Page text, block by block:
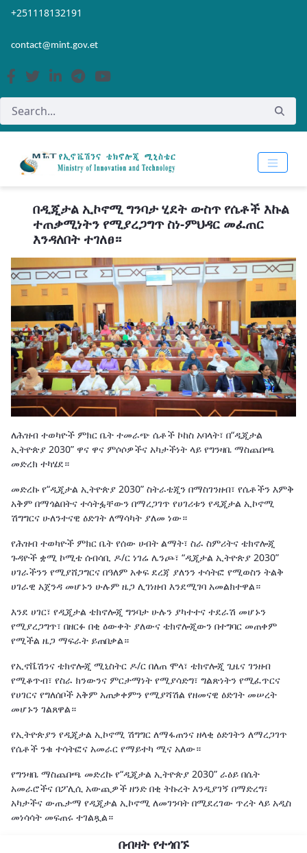
Skip to Main Content
Open Accessibility Menu
+251118132191
contact@mint.gov.et
በዲጂታል ኢኮኖሚ ግንባታ ሂደት ውስጥ የሴቶች እኩል
ተጠቃሚነትን የሚያረጋግጥ ስነ-ምህዳር መፈጠር
እንዳለበት ተገለፀ።
ለሕዝብ ተወካዮች ምክር ቤት ተመራጭ ሴቶች ኮከስ አባላት፣ በ“ዲጂታል
ኢትዮጵያ 2030” ዋና ዋና ምሶሶዎችና አካታችነት ላይ የግንዛቤ ማስጨበጫ
መድረክ ተካሄደ።
መድረኩ የ“ዲጂታል ኢትዮጵያ 2030” ስትራቴጂን በማስገንዘብ፣ የሴቶችን እምቅ
አቅም በማጎልበትና ተሳትፏቸውን በማረጋገጥ የሀገሪቱን የዲጂታል ኢኮኖሚ
ሽግግርና ሁለንተናዊ ዕድገት ለማሳካት ያለመ ነው።
የሕዝብ ተወካዮች ምክር ቤት የሰው ሀብት ልማት፣ ስራ ስምሪትና ቴክኖሎጂ
ጉዳዮች ቋሚ ኮሚቴ ሰብሳቢ ዶ/ር ነገሬ ሌንጮ፣ “ዲጂታል ኢትዮጵያ 2030”
ሀገራችንን የሚያሸጋግርና በዓለም አቀፍ ደረጃ ያለንን ተሳትፎ የሚወስን ትልቅ
ሀገራዊ አጀንዳ መሆኑን ሁሉም ዜጋ ሊገነዘብ እንደሚገባ አመልክተዋል።
እንደ ሀገር፣ የዲጂታል ቴክኖሎጂ ግንባታ ሁሉን ያካተተና ተደራሽ መሆኑን
የሚያረጋግጥ፣ በዘርፉ በቂ ዕውቀት ያለውና ቴክኖሎጂውን በተግባር መጠቀም
የሚችል ዜጋ ማፍራት ይጠበቃል።
የኢኖቬሽንና ቴክኖሎጂ ሚኒስትር ዶ/ር በለጠ ሞላ፣ ቴክኖሎጂ ጊዜና ገንዘብ
የሚቆጥብ፣ የስራ ክንውንና ምርታማነት የሚያሳድግ፣ ግልጽነትን የሚፈጥርና
የሀገርና የግለሰቦች አቅም አጠቃቀምን የሚያሻሽል የዘመናዊ ዕድገት መሠረት
መሆኑን ገልጸዋል።
የኢትዮጵያን የዲጂታል ኢኮኖሚ ሽግግር ለማፋጠንና ዘላቂ ዕድገትን ለማረጋገጥ
የሴቶች ንቁ ተሳትፎና አመራር የማይተካ ሚና አለው።
የግንዛቤ ማስጨበጫ መድረኩ የ“ዲጂታል ኢትዮጵያ 2030” ራዕይ በሴት
አመራሮችና በፖሊሲ አውጪዎች ዘንድ በቂ ትኩረት እንዲያገኝ በማድረግ፣
አካታችና ውጤታማ የዲጂታል ኢኮኖሚ ለመገንባት በሚደረገው ጥረት ላይ አዲስ
መነሳሳት መፍጠሩ ተገልጿል።
በብዛት የተጎበኙ